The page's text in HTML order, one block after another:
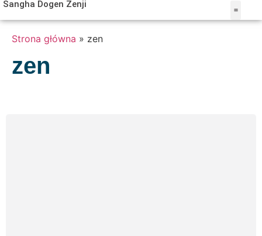
Sangha Dogen Zenji
Strona główna » zen
zen